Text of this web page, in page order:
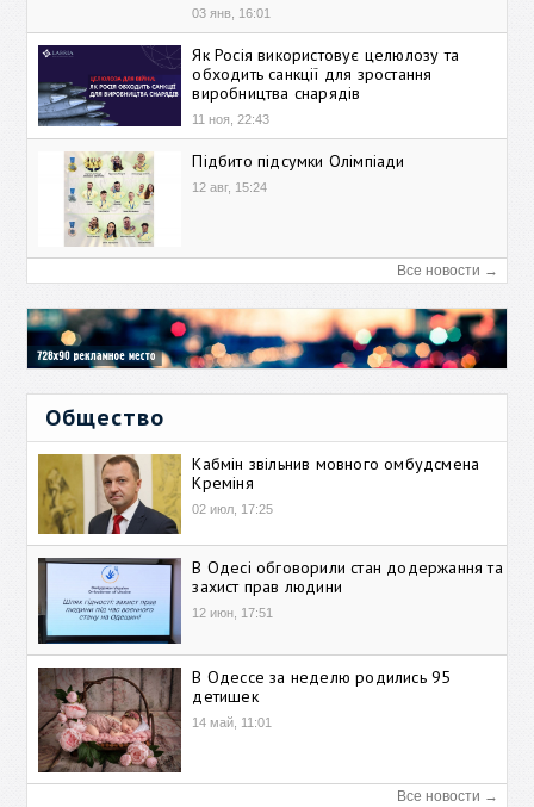
03 янв, 16:01
Як Росія використовує целюлозу та
обходить санкції для зростання
виробництва снарядів
11 ноя, 22:43
Підбито підсумки Олімпіади
12 авг, 15:24
Все новости →
Общество
Кабмін звільнив мовного омбудсмена
Креміня
02 июл, 17:25
В Одесі обговорили стан додержання та
захист прав людини
12 июн, 17:51
В Одессе за неделю родились 95
детишек
14 май, 11:01
Все новости →